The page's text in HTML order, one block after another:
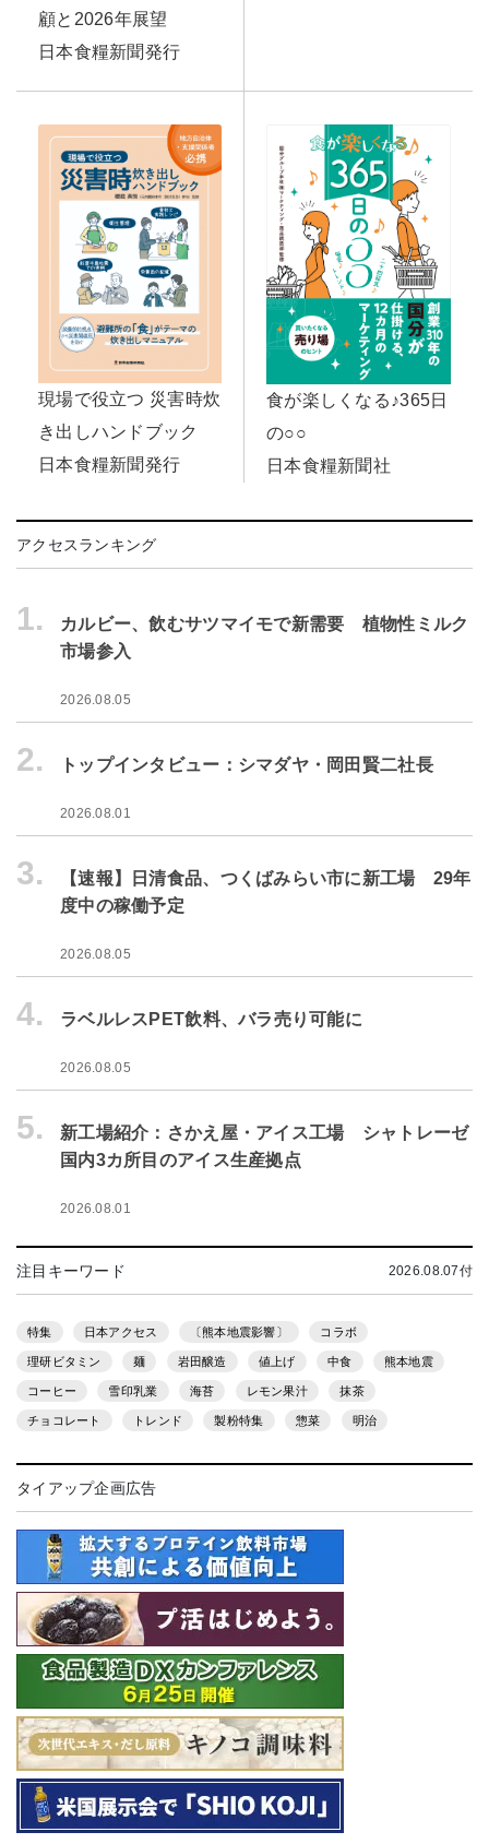
顧と2026年展望
日本食糧新聞発行
現場で役立つ 災害時炊
き出しハンドブック
日本食糧新聞発行
食が楽しくなる♪365日
の○○
日本食糧新聞社
アクセスランキング
1.
カルビー、飲むサツマイモで新需要 植物性ミルク
市場参入
2026.08.05
2. トップインタビュー：シマダヤ・岡田賢二社長
2026.08.01
3.
【速報】日清食品、つくばみらい市に新工場 29年
度中の稼働予定
2026.08.05
4. ラベルレスPET飲料、バラ売り可能に
2026.08.05
5.
新工場紹介：さかえ屋・アイス工場 シャトレーゼ
国内3カ所目のアイス生産拠点
2026.08.01
注目キーワード 2026.08.07付
特集 日本アクセス 〔熊本地震影響〕 コラボ
理研ビタミン 麺 岩田醸造 値上げ 中食 熊本地震
コーヒー 雪印乳業 海苔 レモン果汁 抹茶
チョコレート トレンド 製粉特集 惣菜 明治
タイアップ企画広告